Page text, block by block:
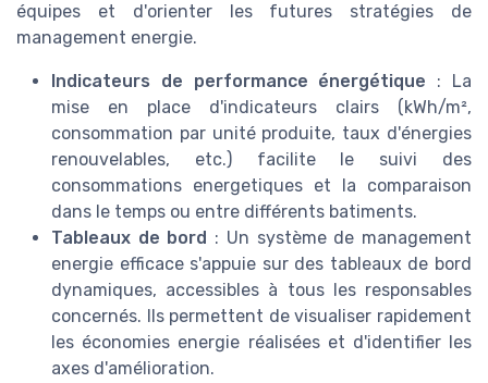
équipes et d'orienter les futures stratégies de
management energie.
Indicateurs de performance énergétique : La
mise en place d'indicateurs clairs (kWh/m²,
consommation par unité produite, taux d'énergies
renouvelables, etc.) facilite le suivi des
consommations energetiques et la comparaison
dans le temps ou entre différents batiments.
Tableaux de bord : Un système de management
energie efficace s'appuie sur des tableaux de bord
dynamiques, accessibles à tous les responsables
concernés. Ils permettent de visualiser rapidement
les économies energie réalisées et d'identifier les
axes d'amélioration.